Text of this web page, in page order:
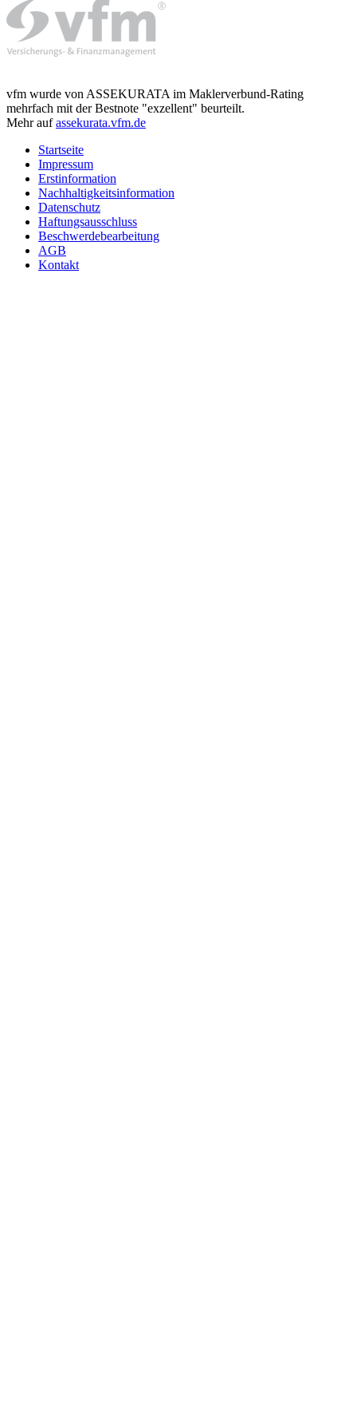
vfm wurde von ASSEKURATA im Maklerverbund-Rating
mehrfach mit der Bestnote "exzellent" beurteilt.
Mehr aufassekurata.vfm.de
Startseite
Impressum
Erstinformation
Nachhaltigkeitsinformation
Datenschutz
Haftungsausschluss
Beschwerdebearbeitung
AGB
Kontakt